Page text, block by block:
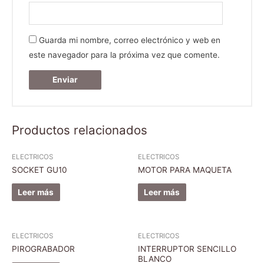
Guarda mi nombre, correo electrónico y web en
este navegador para la próxima vez que comente.
Productos relacionados
ELECTRICOS
SOCKET GU10
Leer más
ELECTRICOS
MOTOR PARA MAQUETA
Leer más
ELECTRICOS
PIROGRABADOR
ELECTRICOS
INTERRUPTOR SENCILLO
BLANCO